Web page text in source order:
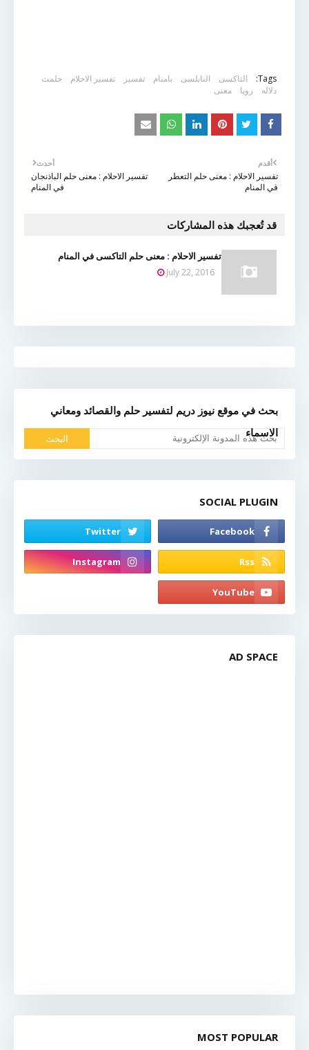
Tags: التاكسى النابلسى بامنام تفسير تفسير الاحلام
حلمت
دلاله
رويا معنى
أحدث
تفسير الاحلام : معنى حلم الباذنجان
في المنام
أقدم
تفسير الاحلام : معنى حلم التعطر
في المنام
قد تُعجبك هذه المشاركات
تفسير الاحلام : معنى حلم التاكسى في المنام
July 22, 2016
بحث في موقع نيوز دريم لتفسير حلم والقصائد ومعاني
الاسماء
SOCIAL PLUGIN
AD SPACE
MOST POPULAR